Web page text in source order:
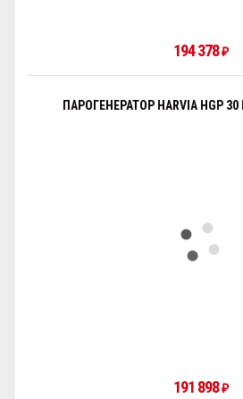
194 378₽
ПАРОГЕНЕРАТОР HARVIA HGP 30
191 898₽